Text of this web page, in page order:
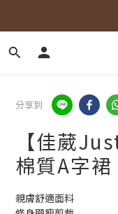
分享到
【佳葳
棉質A字裙
親膚舒適面料